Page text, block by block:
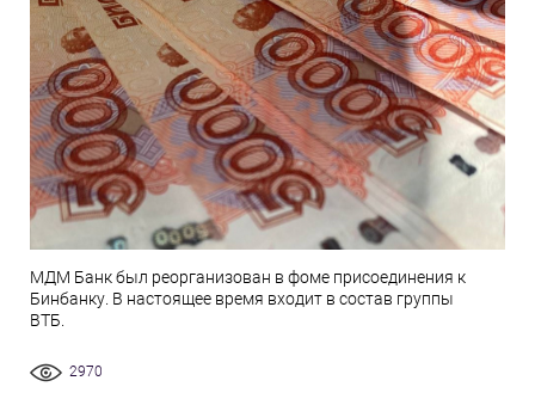
МДМ Банк был реорганизован в фоме присоединения к
Бинбанку. В настоящее время входит в состав группы
ВТБ.
2970